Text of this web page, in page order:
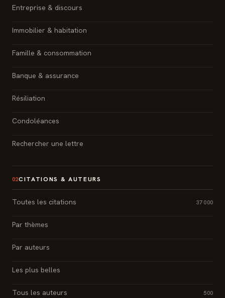
Entreprise & discours
Immobilier & habitation
Famille & consommation
Banque & assurance
Résiliation
Condoléances
Rechercher une lettre
02CITATIONS & AUTEURS
Toutes les citations 37 000
Par thèmes
Par auteurs
Les plus belles
Tous les auteurs 500